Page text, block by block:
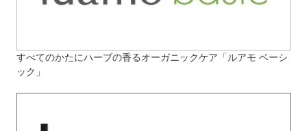
すべてのかたにハーブの香るオーガニックケア「ルアモ ベーシ
ック」